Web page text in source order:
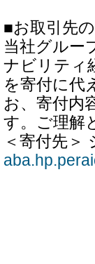
■お取引先
当社グルー
ナビリティ
を寄付に代
お、寄付内
す。ご理解
＜寄付先＞